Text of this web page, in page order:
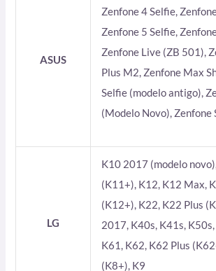
ASUS
Zenfone 4 Selfie,
Zenfone 5 Selfie,
Zenfone Live (ZB 501),
Plus M2, Zenfone Max
Selfie (modelo antigo),
(Modelo Novo), Zenfone
LG
K10 2017 (modelo
(K11+), K12, K12 Max,
(K12+), K22, K22 Plus
2017, K40s, K41s,
K61, K62, K62 Plus
(K8+), K9